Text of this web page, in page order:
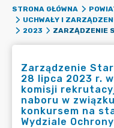
STRONA GŁÓWNA
UCHWAŁY I
2023
Zarządzenie
28 lipca 2023 r.
komisji
naboru w
konkursem na
Wydziale